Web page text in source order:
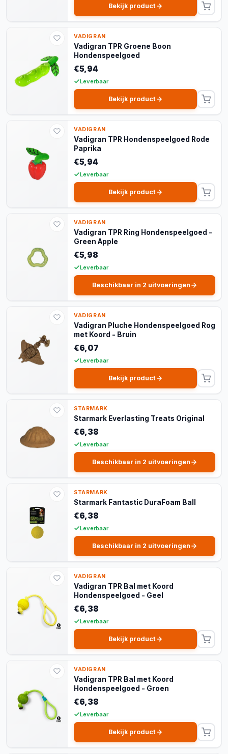
Bekijk product
VADIGRAN
Vadigran TPR Groene Boon
Hondenspeelgoed
€5,94
Leverbaar
Bekijk product
VADIGRAN
Vadigran TPR Hondenspeelgoed Rode
Paprika
€5,94
Leverbaar
Bekijk product
VADIGRAN
Vadigran TPR Ring Hondenspeelgoed -
Green Apple
€5,98
Leverbaar
Beschikbaar in 2 uitvoeringen
VADIGRAN
Vadigran Pluche Hondenspeelgoed Rog
met Koord - Bruin
€6,07
Leverbaar
Bekijk product
STARMARK
Starmark Everlasting Treats Original
€6,38
Leverbaar
Beschikbaar in 2 uitvoeringen
STARMARK
Starmark Fantastic DuraFoam Ball
€6,38
Leverbaar
Beschikbaar in 2 uitvoeringen
VADIGRAN
Vadigran TPR Bal met Koord
Hondenspeelgoed - Geel
€6,38
Leverbaar
Bekijk product
VADIGRAN
Vadigran TPR Bal met Koord
Hondenspeelgoed - Groen
€6,38
Leverbaar
Bekijk product